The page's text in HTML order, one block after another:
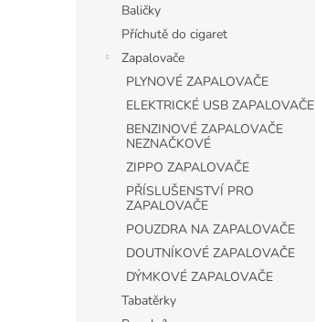
Baličky
Příchutě do cigaret
Zapalovače
PLYNOVÉ ZAPALOVAČE
ELEKTRICKÉ USB ZAPALOVAČE
BENZINOVÉ ZAPALOVAČE
NEZNAČKOVÉ
ZIPPO ZAPALOVAČE
PŘÍSLUŠENSTVÍ PRO
ZAPALOVAČE
POUZDRA NA ZAPALOVAČE
DOUTNÍKOVÉ ZAPALOVAČE
DÝMKOVÉ ZAPALOVAČE
Tabatěrky